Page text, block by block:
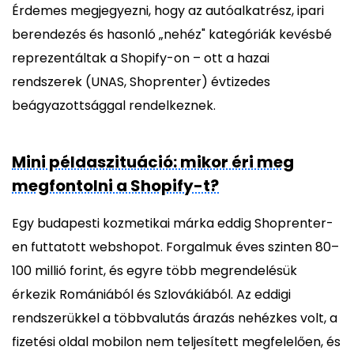
Érdemes megjegyezni, hogy az autóalkatrész, ipari
berendezés és hasonló „nehéz" kategóriák kevésbé
reprezentáltak a Shopify-on – ott a hazai
rendszerek (UNAS, Shoprenter) évtizedes
beágyazottsággal rendelkeznek.
Mini példaszituáció: mikor éri meg
megfontolni a Shopify-t?
Egy budapesti kozmetikai márka eddig Shoprenter-
en futtatott webshopot. Forgalmuk éves szinten 80–
100 millió forint, és egyre több megrendelésük
érkezik Romániából és Szlovákiából. Az eddigi
rendszerükkel a többvalutás árazás nehézkes volt, a
fizetési oldal mobilon nem teljesített megfelelően, és